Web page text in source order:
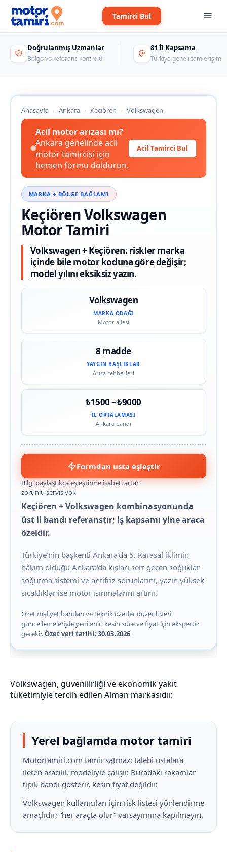
Tamirci Bul
Doğrulanmış Uzmanlar
Belge ve referans kontrolü
81 İl Kapsama
Türkiye geneli tam erişim
Anasayfa › Ankara › Keçiören › Volkswagen
Acil motor arızası mı?
Ankara genelinde acil
motor tamircisi için
hemen formu doldurun.
Acil Tamirci Bul
MARKA + BÖLGE BAĞLAMI
Keçiören Volkswagen
Motor Tamiri
Volkswagen + Keçiören: riskler marka
içinde bile motor koduna göre değişir;
model yılını eksiksiz yazın.
Volkswagen
MARKA ODAĞI
Motor ailesi
8 madde
YAYGIN BAŞLIKLAR
Arıza rehberleri
₺1500 – ₺9000
İL ORTALAMASI
Ankara bandı
Formdan usta eşleştir
Bilgi paylaştıkça eşleştirme isabeti artar ·
zorunlu servis yok
Keçiören + Volkswagen kombinasyonunda
üst il bandı referanstır; iş kapsamı yine araca
özeldir.
Türkiye'nin başkenti Ankara'da 5. Karasal iklimin
hâkim olduğu Ankara'da kışları sert geçen soğuklar
soğutma sistemi ve antifriz sorunlarını, yazın yüksek
sıcaklıklar ise motor ısınmalarını artırır.
Özet maliyet bantları ve teknik özetler düzenli veri
güncellemeleriyle yenilenir; kesin süre ve fiyat için ekspertiz
gerekir.Özet veri tarihi: 30.03.2026
Volkswagen, güvenilirliği ve ekonomik yakıt
tüketimiyle tercih edilen Alman markasıdır.
Yerel bağlamda motor tamiri
Motortamiri.com tamir satmaz; talebi ustalara
ileten aracılık modeliyle çalışır. Buradaki rakamlar
tipik bandı gösterir, kesin fiyat değildir.
Volkswagen kullanıcıları için risk listesi yönlendirme
amaçlıdır; “her araçta olur” varsayımına kapılmayın.